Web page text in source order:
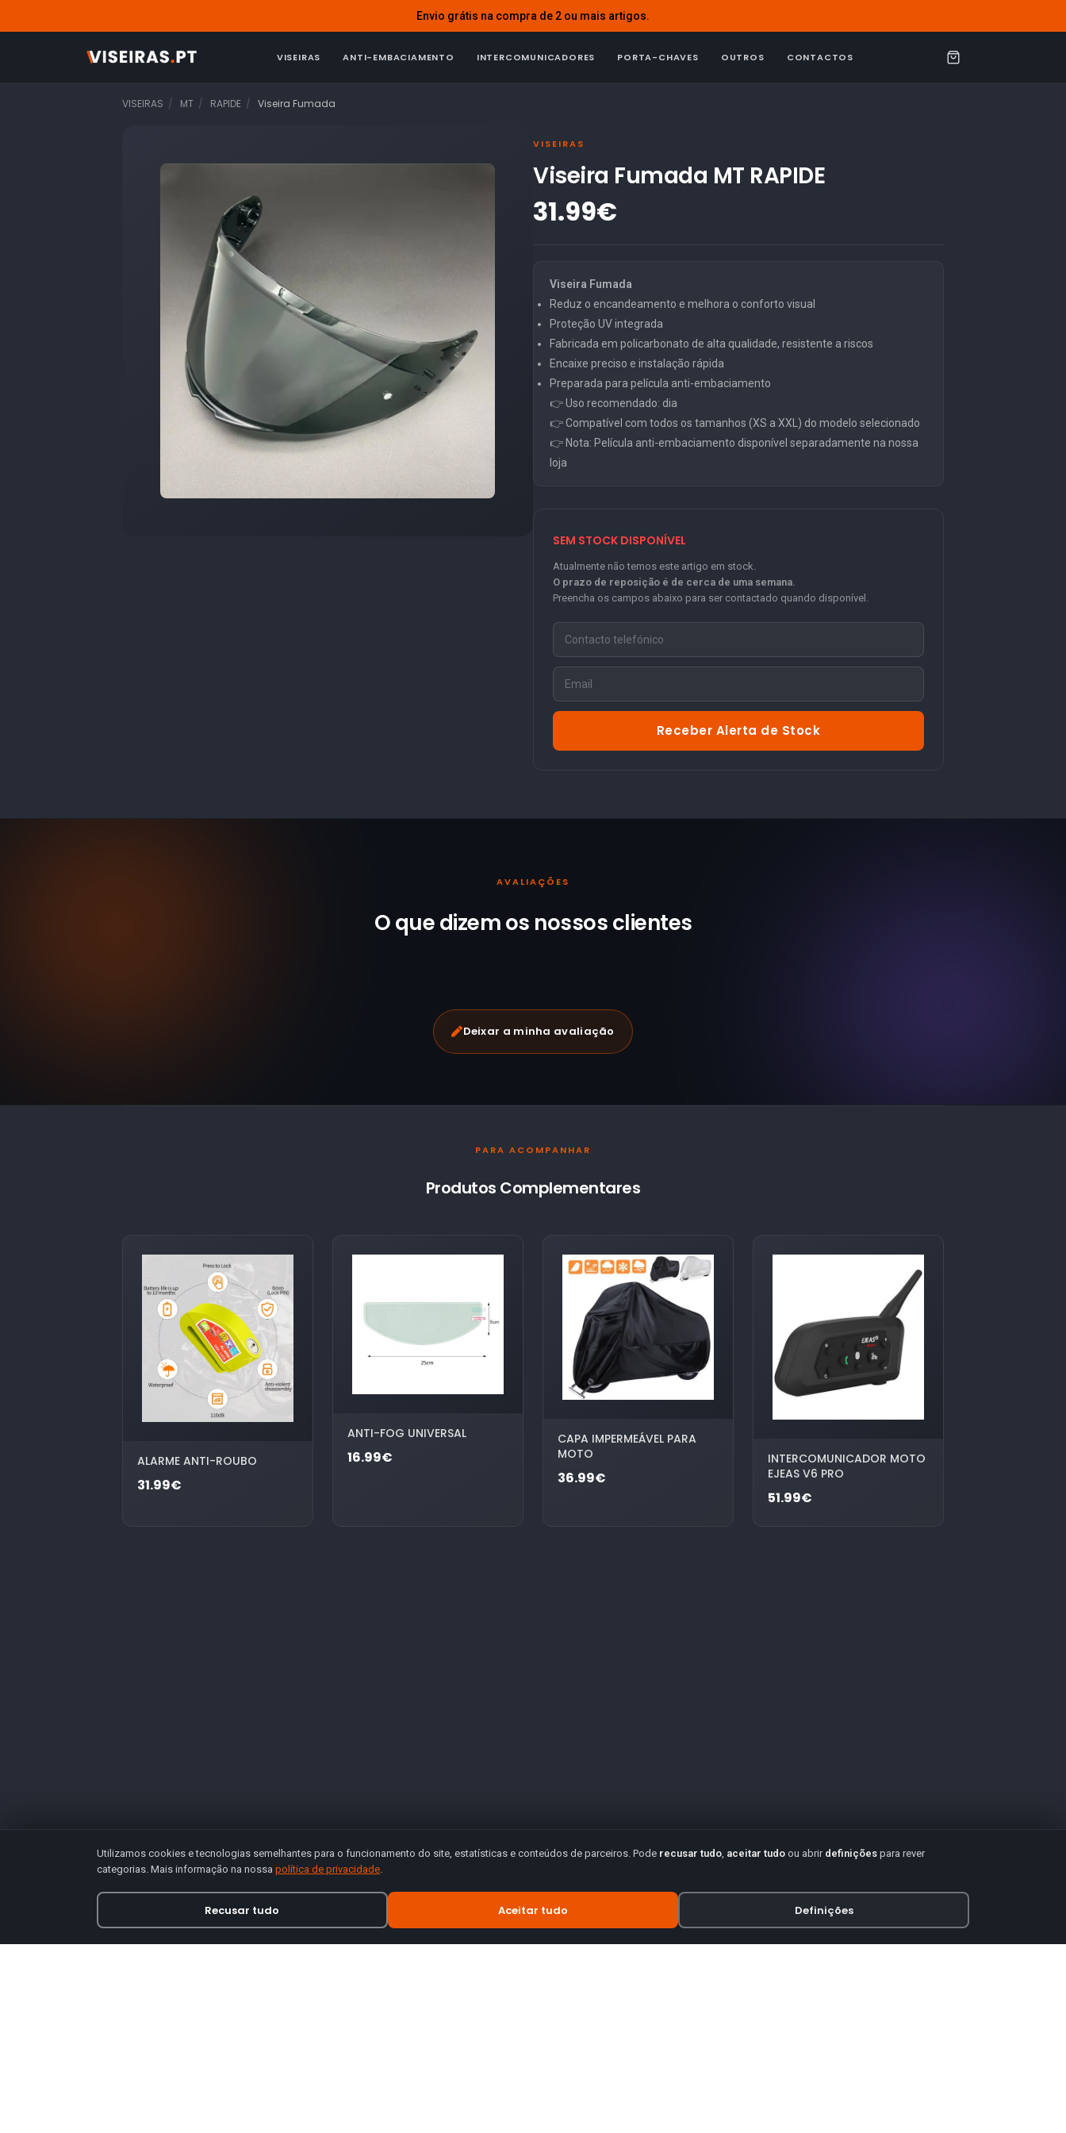
Envio grátis na compra de 2 ou mais artigos.
VISEIRAS ANTI-EMBACIAMENTO INTERCOMUNICADORES PORTA-CHAVES OUTROS CONTACTOS
C
VISEIRAS MT RAPIDE Viseira Fumada
VISEIRAS
Viseira Fumada MT RAPIDE
31.99€
Viseira Fumada
Reduz o encandeamento e melhora o conforto visual
Proteção UV integrada
Fabricada em policarbonato de alta qualidade, resistente a riscos
Encaixe preciso e instalação rápida
Preparada para película anti-embaciamento
👉 Uso recomendado: dia
👉 Compatível com todos os tamanhos (XS a XXL) do modelo selecionado
👉 Nota: Película anti-embaciamento disponível separadamente na nossa
loja
SEM STOCK DISPONÍVEL
Atualmente não temos este artigo em stock.
O prazo de reposição é de cerca de uma semana.
Preencha os campos abaixo para ser contactado quando disponível.
Receber Alerta de Stock
AVALIAÇÕES
O que dizem os nossosclientes
Deixar a minha avaliação
PARA ACOMPANHAR
Produtos Complementares
ALARME ANTI-ROUBO
31.99€
ANTI-FOG UNIVERSAL
16.99€
CAPA IMPERMEÁVEL PARA
MOTO
36.99€
INTERCOMUNICADOR MOTO
EJEAS V6 PRO
51.99€
Utilizamos cookies e tecnologias semelhantes para o funcionamento do site, estatísticas e conteúdos de parceiros. Pode recusar tudo, aceitar tudo ou abrir definições para rever
categorias. Mais informação na nossa política de privacidade.
Recusar tudo Aceitar tudo Definições